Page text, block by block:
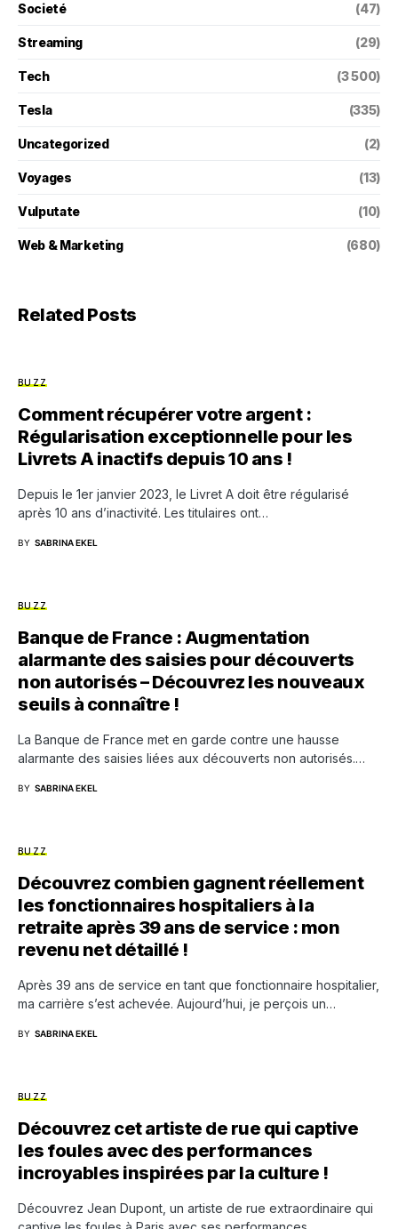
Societé (47)
Streaming (29)
Tech (3 500)
Tesla (335)
Uncategorized (2)
Voyages (13)
Vulputate (10)
Web & Marketing (680)
Related Posts
BUZZ
Comment récupérer votre argent :
Régularisation exceptionnelle pour les
Livrets A inactifs depuis 10 ans !
Depuis le 1er janvier 2023, le Livret A doit être régularisé
après 10 ans d’inactivité. Les titulaires ont…
BY SABRINA EKEL
BUZZ
Banque de France : Augmentation
alarmante des saisies pour découverts
non autorisés – Découvrez les nouveaux
seuils à connaître !
La Banque de France met en garde contre une hausse
alarmante des saisies liées aux découverts non autorisés.…
BY SABRINA EKEL
BUZZ
Découvrez combien gagnent réellement
les fonctionnaires hospitaliers à la
retraite après 39 ans de service : mon
revenu net détaillé !
Après 39 ans de service en tant que fonctionnaire hospitalier,
ma carrière s’est achevée. Aujourd’hui, je perçois un…
BY SABRINA EKEL
BUZZ
Découvrez cet artiste de rue qui captive
les foules avec des performances
incroyables inspirées par la culture !
Découvrez Jean Dupont, un artiste de rue extraordinaire qui